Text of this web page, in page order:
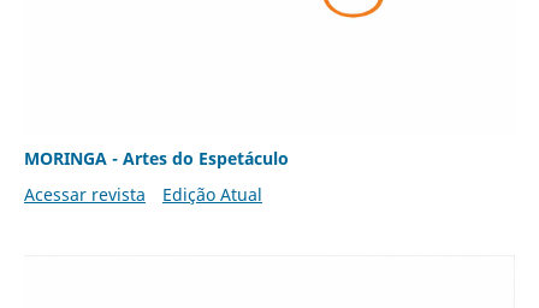
MORINGA - Artes do Espetáculo
Acessar revista
Edição Atual